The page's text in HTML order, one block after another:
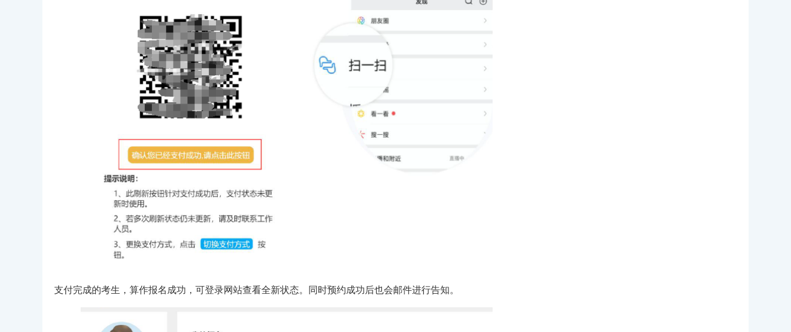
支付完成的考生，算作报名成功，可登录网站查看全新状态。同时预约成功后也会邮件进行告知。